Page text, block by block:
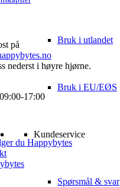
Bruk i utlandet
Bruk i EU/EØS
Kundeservice
Spørsmål & svar
på
nederst i høyre hjørne.
17:00
du Happybytes